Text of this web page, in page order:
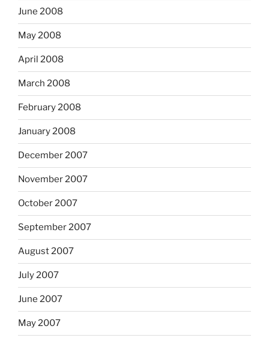
June 2008
May 2008
April 2008
March 2008
February 2008
January 2008
December 2007
November 2007
October 2007
September 2007
August 2007
July 2007
June 2007
May 2007